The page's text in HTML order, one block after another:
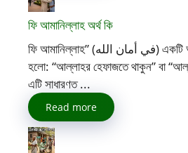
ফি আমানিল্লাহ অর্থ কি
ফি আমানিল্লাহ” (في أمان الله) একটি আরবি বাক্যাংশ। এর অর্থ
হলো: “আল্লাহর হেফাজতে থাকুন” বা
এটি সাধারণত ...
Read more